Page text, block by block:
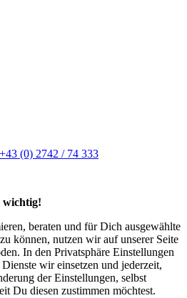
+43 (0) 2742 / 74 333
wichtig!
beraten und für Dich ausgewählte
können, nutzen wir auf unserer Seite
In den Privatsphäre Einstellungen
wir einsetzen und jederzeit,
der Einstellungen, selbst
Du diesen zustimmen möchtest.